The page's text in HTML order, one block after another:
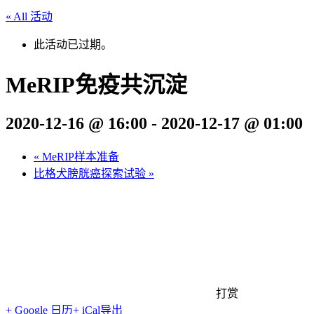
« All 活动
此活动已过期。
MeRIP免疫共沉淀
2020-12-16 @ 16:00 - 2020-12-17 @ 01:00
« MeRIP样本准备
比格犬膀胱癌探索试验 »
打赏
+ Google 日历+ iCal导出